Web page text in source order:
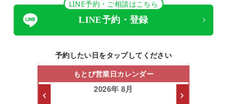
LINE予約・ご相談はこちら
LINE予約・登録
予約したい日をタップしてください
もとび営業日カレンダー
2026年 8月